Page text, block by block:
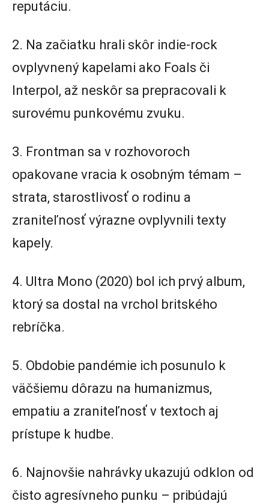
reputáciu.
2. Na začiatku hrali skôr indie-rock
ovplyvnený kapelami ako Foals či
Interpol, až neskôr sa prepracovali k
surovému punkovému zvuku.
3. Frontman sa v rozhovoroch
opakovane vracia k osobným témam –
strata, starostlivosť o rodinu a
zraniteľnosť výrazne ovplyvnili texty
kapely.
4. Ultra Mono (2020) bol ich prvý album,
ktorý sa dostal na vrchol britského
rebríčka.
5. Obdobie pandémie ich posunulo k
väčšiemu dôrazu na humanizmus,
empatiu a zraniteľnosť v textoch aj
prístupe k hudbe.
6. Najnovšie nahrávky ukazujú odklon od
čisto agresívneho punku – pribúdajú